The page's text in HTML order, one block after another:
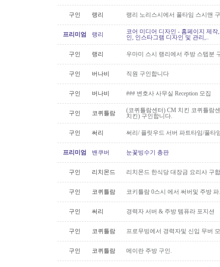
구인 랭리 랭리 노리스시에서 풀타임 스시맨
프리미엄 랭리
코어 미디어 디자인 - 홈페이지 제
인, 인스타그램 디자인 및 관리,..
구인 랭리 우마미 스시 랭리에서 주방 스텝분
구인 버나비 직원 구인합니다
구인 버나비 ### 변호사 사무실 Reception 모집
구인 코퀴틀람
(코퀴틀람센터) CM 치킨 코퀴틀람
치킨) 구인합니다.
구인 써리 써리/ 플릿우드 서버 파트타임/풀타
프리미엄 밴쿠버 눈꽃빙수기 총판
구인 리치몬드 리치몬드 한식당 대장금 요리사 구
구인 코퀴틀람 코키틀람 0스시 에서 써버및 주방
구인 써리 경력자 서버 & 주방 템퓨라 포지션
구인 코퀴틀람 프로무빙에서 경력자및 신입 무버
구인 코퀴틀람 메이란 주방 구인.